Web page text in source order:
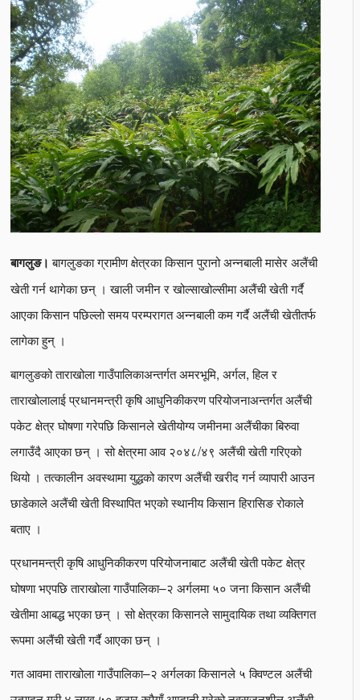
बागलुङ। बागलुङका ग्रामीण क्षेत्रका किसान पुरानो अन्नबाली मासेर अलैंची
खेती गर्न थागेका छन् । खाली जमीन र खोल्साखोल्सीमा अलैंची खेती गर्दै
आएका किसान पछिल्लो समय परम्परागत अन्नबाली कम गर्दै अलैंची खेतीतर्फ
लागेका हुन् ।
बागलुङको ताराखोला गाउँपालिकाअन्तर्गत अमरभूमि, अर्गल, हिल र
ताराखोलालाई प्रधानमन्त्री कृषि आधुनिकीकरण परियोजनाअन्तर्गत अलैंची
पकेट क्षेत्र घोषणा गरेपछि किसानले खेतीयोग्य जमीनमा अलैंचीका बिरुवा
लगाउँदै आएका छन् । सो क्षेत्रमा आव २०४८/४९ अलैंची खेती गरिएको
थियो । तत्कालीन अवस्थामा युद्धको कारण अलैंची खरीद गर्न व्यापारी आउन
छाडेकाले अलैंची खेती विस्थापित भएको स्थानीय किसान हिरासिङ रोकाले
बताए ।
प्रधानमन्त्री कृषि आधुनिकीकरण परियोजनाबाट अलैंची खेती पकेट क्षेत्र
घोषणा भएपछि ताराखोला गाउँपालिका–२ अर्गलमा ५० जना किसान अलैंची
खेतीमा आबद्ध भएका छन् । सो क्षेत्रका किसानले सामुदायिक तथा व्यक्तिगत
रूपमा अलैंची खेती गर्दै आएका छन् ।
गत आवमा ताराखोला गाउँपालिका–२ अर्गलका किसानले ५ क्विण्टल अलैंची